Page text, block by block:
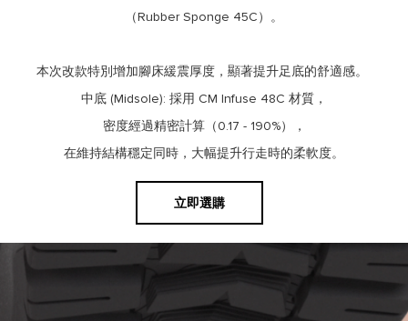
（Rubber Sponge 45C）。
本次改款特別增加腳床緩震厚度，顯著提升足底的舒適感。
中底 (Midsole): 採用 CM Infuse 48C 材質，
密度經過精密計算（0.17 - 190%），
在維持結構穩定同時， 大幅提升行走時的柔軟度。
立即選購